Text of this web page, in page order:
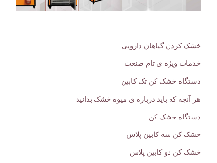
خشک کردن گیاهان دارویی
خدمات ویژه ی تام صنعت
دستگاه خشک کن تک کابین
هر آنچه که باید درباره ی میوه خشک بدانید
دستگاه خشک کن
خشک کن سه کابین پلاس
خشک کن دو کابین پلاس